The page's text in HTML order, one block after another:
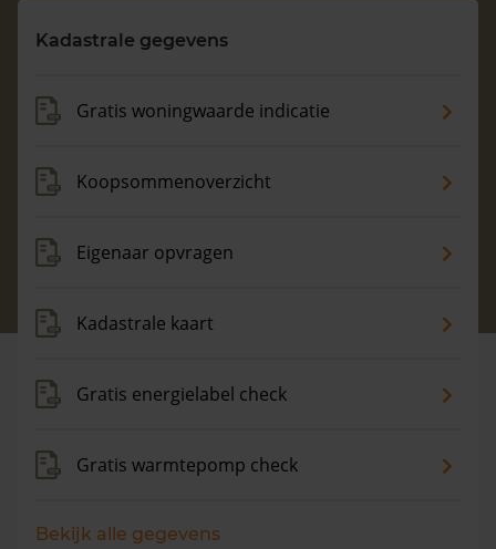
Maandag t/m vrijdag - 08:00 -18:00
Kadastrale gegevens
Gratis woningwaarde indicatie
Koopsommenoverzicht
Eigenaar opvragen
Kadastrale kaart
Gratis energielabel check
Gratis warmtepomp check
Bekijk alle gegevens